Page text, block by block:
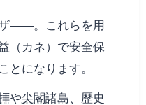
――。これらを用
（カネ）で安全保
になります。
や尖閣諸島、歴史